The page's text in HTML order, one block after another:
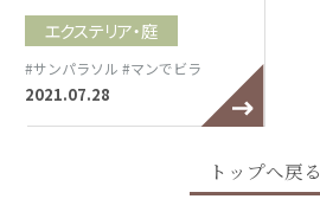
エクステリア・庭
#サンパラソル #マンでビラ
2021.07.28
トップへ戻る